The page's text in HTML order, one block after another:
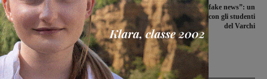
Accordo Fimer-McLaren/Greybull, il
Giudice archivia la procedura per la
revoca del concordato. Partiti i
bonifici degli stipendi
“Disinformazione e fake news”: un
incontro alla Ginestra con gli studenti
del Varchi
Ultime Notizie